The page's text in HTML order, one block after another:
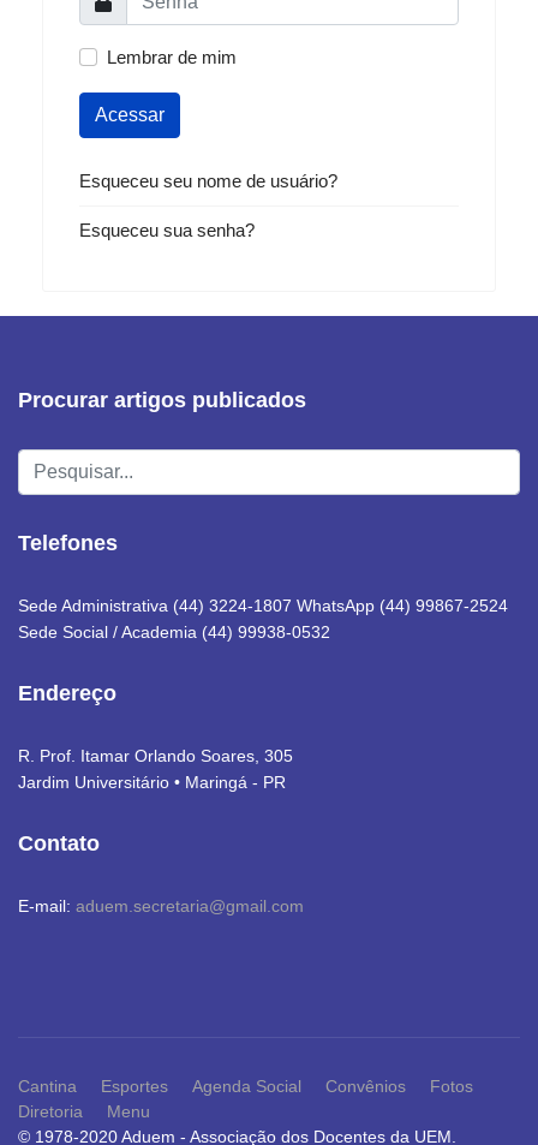
Lembrar de mim
Acessar
Esqueceu seu nome de usuário?
Esqueceu sua senha?
Procurar artigos publicados
Pesquisar...
Telefones
Sede Administrativa (44) 3224-1807 WhatsApp (44) 99867-2524
Sede Social / Academia (44) 99938-0532
Endereço
R. Prof. Itamar Orlando Soares, 305
Jardim Universitário • Maringá - PR
Contato
E-mail: aduem.secretaria@gmail.com
Cantina Esportes Agenda Social Convênios
Fotos
Diretoria
Menu
© 1978-2020 Aduem - Associação dos Docentes da UEM.